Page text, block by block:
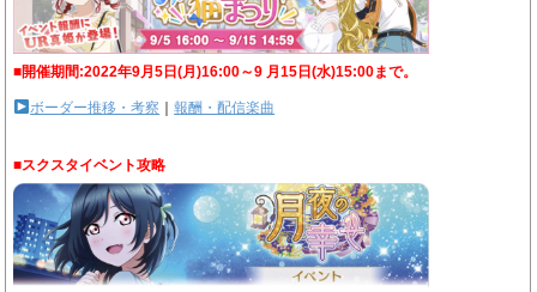
■開催期間:2022年9月5日(月)16:00～9 月15日(水)15:00まで。
ボーダー推移・考察 ｜報酬・配信楽曲
■スクスタイベント攻略